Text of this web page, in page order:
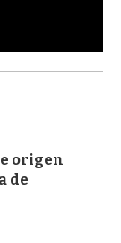
origen
de